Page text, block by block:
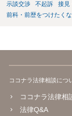
示談交渉
不起訴 接見
前科・前歴をつけたく
ココナラ法律相談につ
ココナラ法律相
法律Q&A